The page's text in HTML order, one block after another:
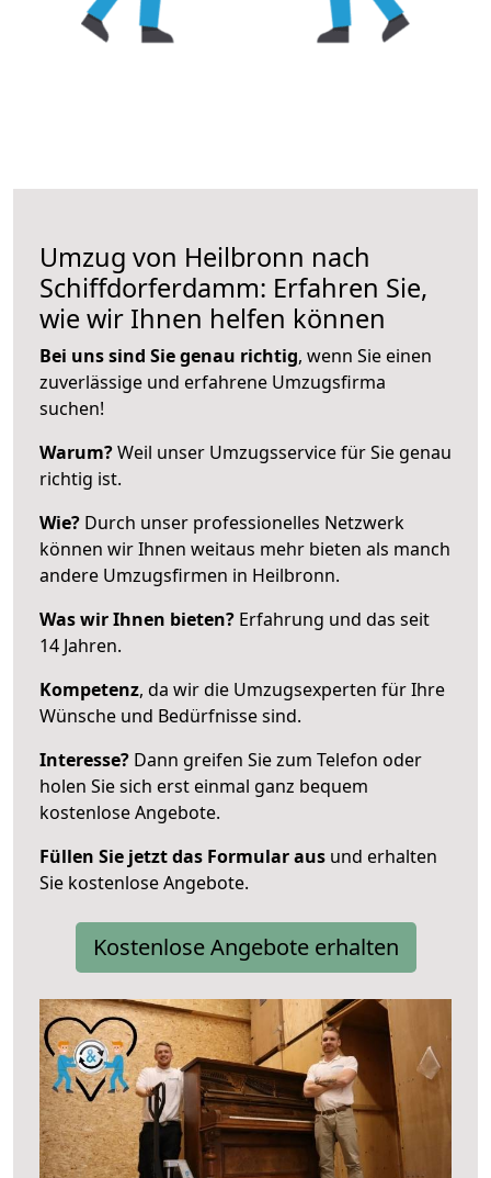
Umzug von Heilbronn nach
Schiffdorferdamm: Erfahren Sie,
wie wir Ihnen helfen können
Bei uns sind Sie genau richtig, wenn Sie einen
zuverlässige und erfahrene Umzugsfirma
suchen!
Warum?Weil unser Umzugsservice für Sie genau
richtig ist.
Wie? Durch unser professionelles Netzwerk
können wir Ihnen weitaus mehr bieten als manch
andere Umzugsfirmen in Heilbronn.
Was wir Ihnen bieten? Erfahrung und das seit
14 Jahren.
Kompetenz, da wir die Umzugsexperten für Ihre
Wünsche und Bedürfnisse sind.
Interesse? Dann greifen Sie zum Telefon oder
holen Sie sich erst einmal ganz bequem
kostenlose Angebote.
Füllen Sie jetzt das Formular aus und erhalten
Sie kostenlose Angebote.
Kostenlose Angebote erhalten